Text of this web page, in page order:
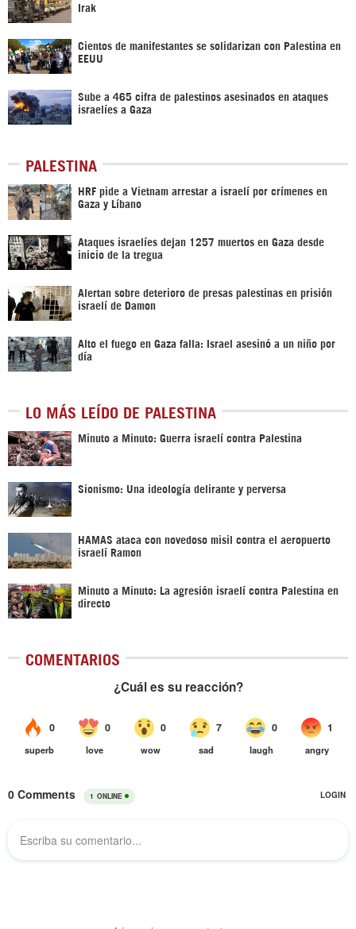
Irak
Cientos de manifestantes se solidarizan con Palestina en
EEUU
Sube a 465 cifra de palestinos asesinados en ataques
israelíes a Gaza
PALESTINA
HRF pide a Vietnam arrestar a israelí por crímenes en
Gaza y Líbano
Ataques israelíes dejan 1257 muertos en Gaza desde
inicio de la tregua
Alertan sobre deterioro de presas palestinas en prisión
israelí de Damon
Alto el fuego en Gaza falla: Israel asesinó a un niño por
día
LO MÁS LEÍDO DE PALESTINA
Minuto a Minuto: Guerra israelí contra Palestina
Sionismo: Una ideología delirante y perversa
HAMAS ataca con novedoso misil contra el aeropuerto
israelí Ramon
Minuto a Minuto: La agresión israelí contra Palestina en
directo
COMENTARIOS